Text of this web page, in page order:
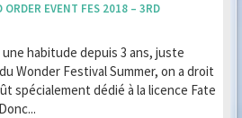
EVENT FES 2018 – 3RD
une habitude depuis 3 ans, juste
Wonder Festival Summer, on a droit
spécialement dédié à la licence Fate